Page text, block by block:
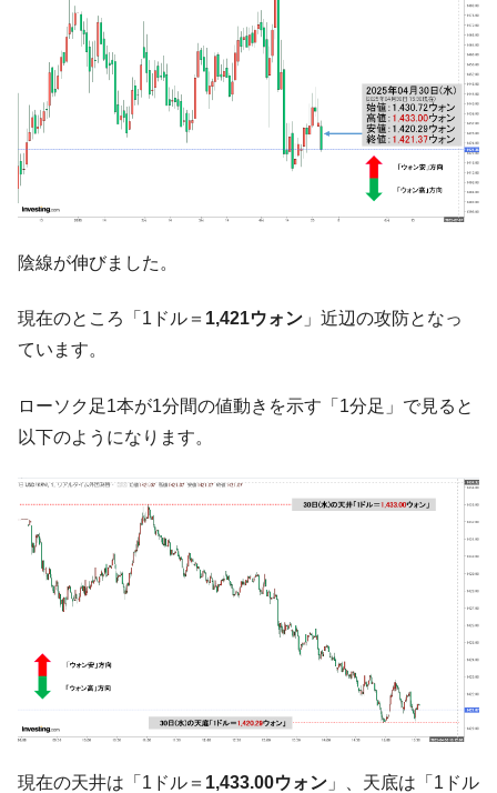
『Money1』
韓国･外為取引量「1日当たり1,214.4億ド
ル」まで拡大 ⇒ 海外資金の動きに強く左右される状態
『Money1』
韓国･帰ってきた李在明。李在明を支持しな
い「50.5％」に上昇
『Money1』
韓国大統領府ボンクラ政策室長が告発され
た ⇒ 国家が行った恐るべき株価操作であり、空前の国政壟
動」
国の過剰生産が世界を蝕む。
『Money1』
『Money1』
【米韓激突案件】韓国消費者院が『クーパ
ン』1人当たり賠償10万ウォンを認定 ⇒ 総額3兆7,000億
『Money1』 韓国で猛暑。南東部では干ばつ
韓国型イージス搭載の次世代駆逐艦
「KDDX」1番艦、2032年竣工と公示
『Money1』
【対日本円】ウォン安が急進！ 日米の協調
に韓国がいっちょがみしたのでは。
韓国政府『BYD』車への補助金を全廃 ⇒ 実
は韓国で『BYD』車は売れている。6カ月で対前年同期比
1.9倍！
『Money1』
在韓米国大使スティールが着韓！⇒ さっそ
ドを掲げる「在韓反米勢力」
陰線が伸びました。
現在のところ「1ドル＝ 1,421ウォン 」近辺の攻防となっ
ています。
ローソク足1本が1分間の値動きを示す「1分足」で見ると
以下のようになります。
現在の天井は「1ドル＝ 1,433.00ウォン 」、天底は「1ドル